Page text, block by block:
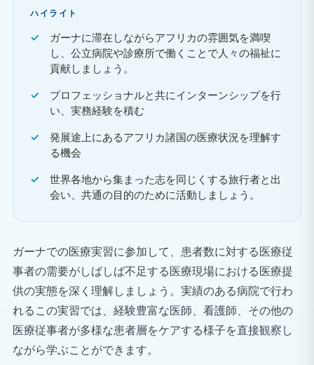
ハイライト
ガーナに滞在しながらアフリカの雰囲気を満喫
し、公立病院や診療所で働くことで人々の福祉に
貢献しましょう。
プロフェッショナルと共にインターンシップを行
い、実務経験を積む
発展途上にあるアフリカ諸国の医療状況を理解す
る機会
世界各地から集まった志を同じくする旅行者と出
会い、共通の目的のために活動しましょう。
ガーナでの医療実習に参加して、患者数に対する医療従
事者の需要がしばしば不足する医療現場における医療提
供の実態を深く理解しましょう。実績のある病院で行わ
れるこの実習では、経験豊富な医師、看護師、その他の
医療従事者が多様な患者層をケアする様子を直接観察し
ながら学ぶことができます。